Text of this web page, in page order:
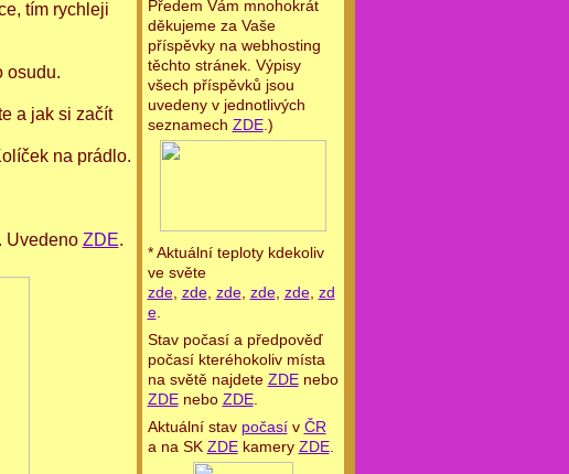
tím rychleji
osudu.
a jak si začít
na prádlo.
Uvedeno ZDE.
Předem Vám mnohokrát
děkujeme za Vaše
příspěvky na webhosting
těchto stránek. Výpisy
všech příspěvků jsou
uvedeny v jednotlivých
seznamech ZDE.)
* Aktuální teploty kdekoliv
ve světe
zde, zde, zde, zde, zde, zd
e.
Stav počasí a předpověď
počasí kteréhokoliv místa
na světě najdete ZDEnebo
ZDEnebo ZDE.
Aktuální stav počasív ČR
a na SK ZDEkamery ZDE.